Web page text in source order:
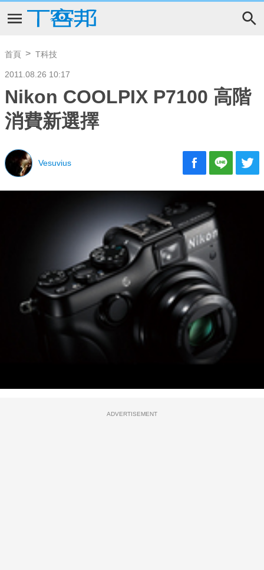
首頁 T科技
2011.08.26 10:17
Nikon COOLPIX P7100 高階
消費新選擇
Vesuvius
ADVERTISEMENT